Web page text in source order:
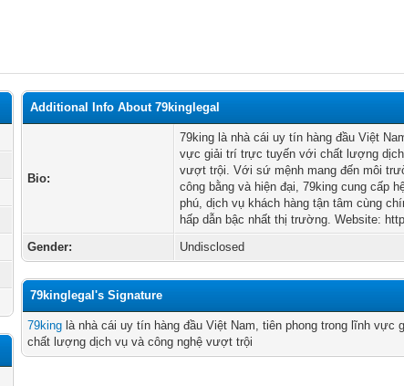
Additional Info About 79kinglegal
Bio:
79king là nhà cái uy tín hàng đầu Việt
vực giải trí trực tuyến với chất lượng
vượt trội. Với sứ mệnh mang đến môi
công bằng và hiện đại, 79king cung cấp
phú, dịch vụ khách hàng tận tâm cùng
hấp dẫn bậc nhất thị trường. Website:
Gender:
Undisclosed
79kinglegal's Signature
79king là nhà cái uy tín hàng đầu Việt Nam, tiên phong trong lĩnh vực
chất lượng dịch vụ và công nghệ vượt trội